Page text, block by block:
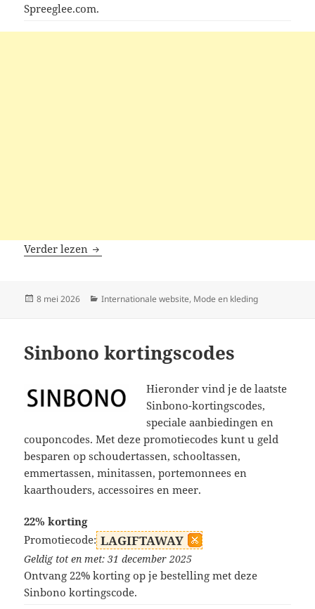
Spreeglee.com.
Verder lezen Spreeglee kortingscodes
Geplaatst
8 mei 2026 Categorieën
Internationale website, Mode en kleding
Sinbono kortingscodes
Hieronder vind je de laatste
Sinbono-kortingscodes,
speciale aanbiedingen en
couponcodes. Met deze promotiecodes kunt u geld
besparen op schoudertassen, schooltassen,
emmertassen, minitassen, portemonnees en
kaarthouders, accessoires en meer.
22% korting
Promotiecode: LAGIFTAWAY
Geldig tot en met: 31 december 2025
Ontvang 22% korting op je bestelling met deze
Sinbono kortingscode.